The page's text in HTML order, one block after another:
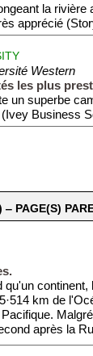
la rivière
apprécié
Western
les plus
un superbe
Business
PAGE(S)
qu'un continent,
km de
après la